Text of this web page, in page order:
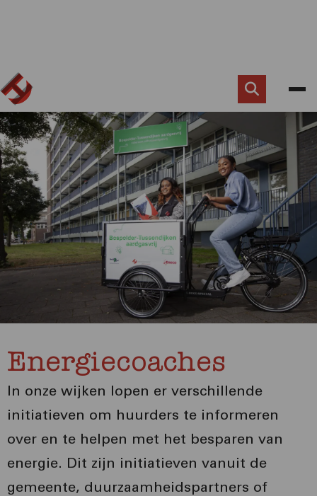
Zoek
knop
Energiecoaches
In onze wijken lopen er verschillende
initiatieven om huurders te informeren
over en te helpen met het besparen van
energie. Dit zijn initiatieven vanuit de
gemeente, duurzaamheidspartners of